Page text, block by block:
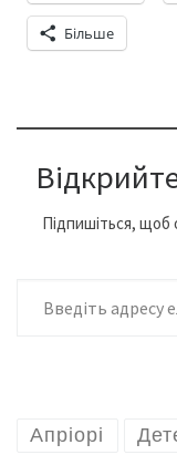
Більше
Підпишіться, щоб
Введіть
Апріорі